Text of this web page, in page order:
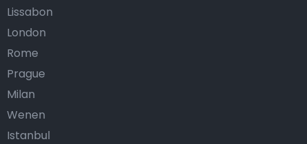
Lissabon
London
Rome
Prague
Milan
Wenen
Istanbul